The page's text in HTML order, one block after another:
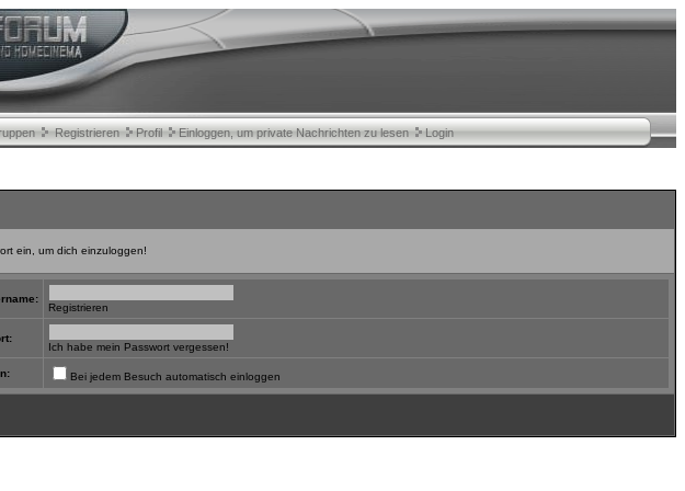
Registrieren Profil Einloggen, um private Nachrichten zu lesen Login
ein, um dich einzuloggen!
Registrieren
Ich habe mein Passwort vergessen!
Bei jedem Besuch automatisch einloggen